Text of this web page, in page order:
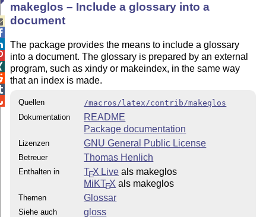
makeglos – Include a glossary into a
document
The package provides the means to include a glossary
into a document. The glossary is prepared by an external
program, such as xindy or makeindex, in the same way
that an index is made.
Quellen
/macros/latex/contrib/makeglos
Dokumentation
README
Package documentation
Lizenzen GNU General Public License
Betreuer Thomas Henlich
Enthalten in TEX Live als makeglos
MiKTEX als makeglos
Themen Glossar
Siehe auch
gloss